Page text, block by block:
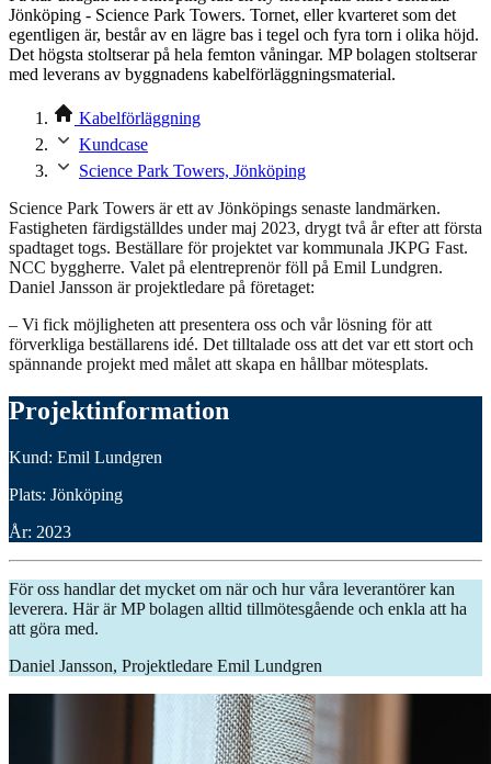
Jönköping - Science Park Towers. Tornet, eller kvarteret som det
egentligen är, består av en lägre bas i tegel och fyra torn i olika höjd.
Det högsta stoltserar på hela femton våningar. MP bolagen stoltserar
med leverans av byggnadens kabelförläggningsmaterial.
Kabelförläggning
Kundcase
Science Park Towers, Jönköping
Science Park Towers är ett av Jönköpings senaste landmärken.
Fastigheten färdigställdes under maj 2023, drygt två år efter att första
spadtaget togs. Beställare för projektet var kommunala JKPG Fast.
NCC byggherre. Valet på elentreprenör föll på Emil Lundgren.
Daniel Jansson är projektledare på företaget:
– Vi fick möjligheten att presentera oss och vår lösning för att
förverkliga beställarens idé. Det tilltalade oss att det var ett stort och
spännande projekt med målet att skapa en hållbar mötesplats.
Projektinformation
Kund: Emil Lundgren
Plats: Jönköping
År: 2023
För oss handlar det mycket om när och hur våra leverantörer kan
leverera. Här är MP bolagen alltid tillmötesgående och enkla att ha
att göra med.
Daniel Jansson, Projektledare Emil Lundgren